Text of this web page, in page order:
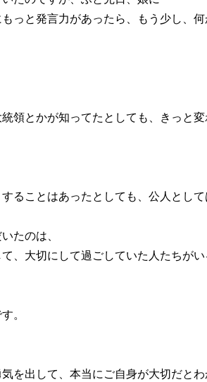
っと発言力があったら、もう少し、
領とかが知ってたとしても、きっと変
ることはあったとしても、公人として
たのは、
、大切にして過ごしていた人たちがい
。
を出して、本当にご自身が大切だと